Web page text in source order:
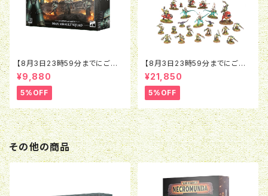
【8月3日23時59分までにご予
約で5％OFF】ホルスヘレシー：
レギオネス・アスタルテス：MkIV
アサルト・スカッド
¥9,880
5%OFF
【8月3日23時59分までにご予
約で5％OFF】ウォーハンマー4
0K：キルチーム：エクソダイト
（日本語版）
¥21,850
5%OFF
その他の商品